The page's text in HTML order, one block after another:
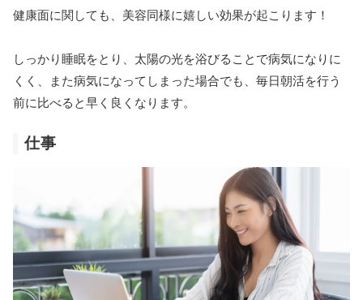
健康面に関しても、美容同様に嬉しい効果が起こります！
しっかり睡眠をとり、太陽の光を浴びることで病気になりに
くく、また病気になってしまった場合でも、毎日朝活を行う
前に比べると早く良くなります。
仕事